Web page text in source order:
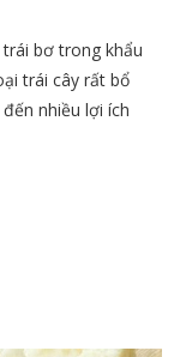
bơ trong khẩu
trái cây rất bổ
nhiều lợi ích